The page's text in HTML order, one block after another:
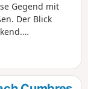
Gegend mit
Der Blick
ist es ein
den
Wanderung